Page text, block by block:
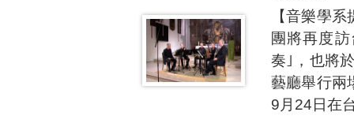
【音樂學
團將再度
奏｣，也將
藝廳舉行兩
9月24日在